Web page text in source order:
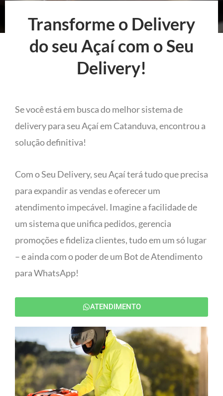
Transforme o Delivery
do seu Açaí com o Seu
Delivery!
Se você está em busca do melhor sistema de
delivery para seu Açaí em Catanduva, encontrou a
solução definitiva!
Com o Seu Delivery, seu Açaí terá tudo que precisa
para expandir as vendas e oferecer um
atendimento impecável. Imagine a facilidade de
um sistema que unifica pedidos, gerencia
promoções e fideliza clientes, tudo em um só lugar
– e ainda com o poder de um Bot de Atendimento
para WhatsApp!
ATENDIMENTO